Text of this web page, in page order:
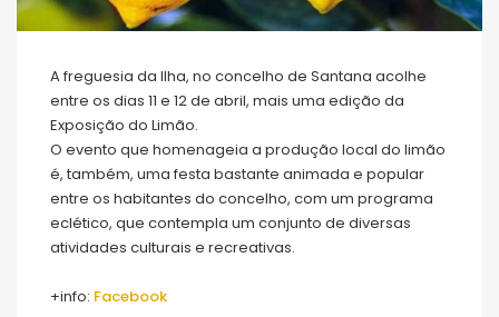
A freguesia da Ilha, no concelho de Santana acolhe
entre os dias 11 e 12 de abril, mais uma edição da
Exposição do Limão.
O evento que homenageia a produção local do limão
é, também, uma festa bastante animada e popular
entre os habitantes do concelho, com um programa
eclético, que contempla um conjunto de diversas
atividades culturais e recreativas.
+info: Facebook